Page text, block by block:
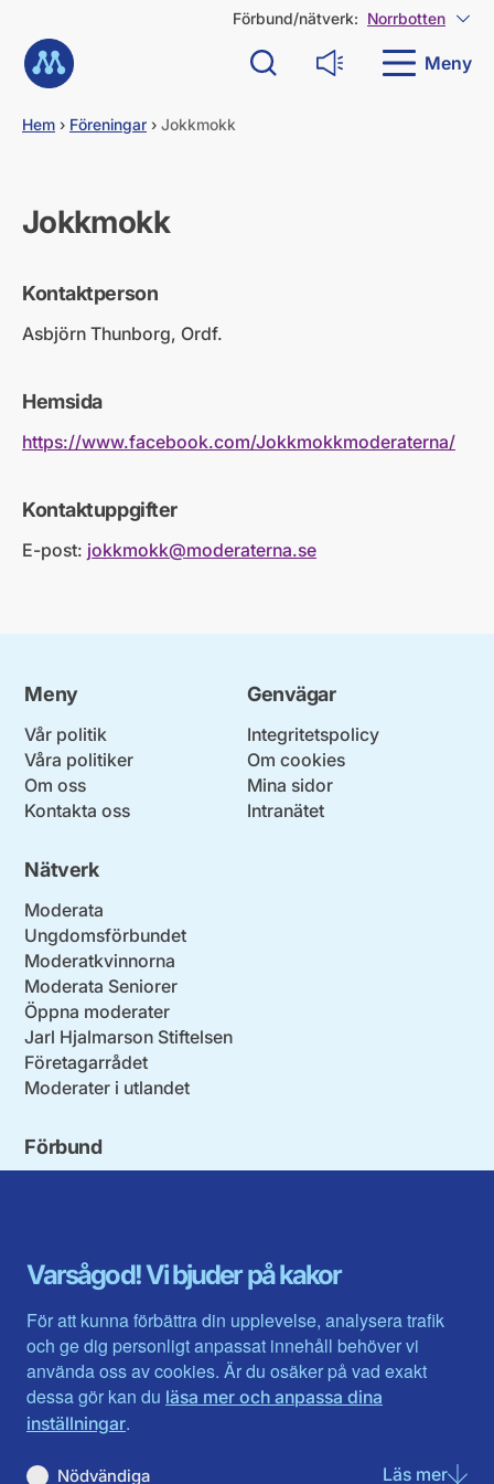
Varsågod! Vi bjuder på kakor
För att kunna förbättra din upplevelse, analysera trafik
och ge dig personligt anpassat innehåll behöver vi
använda oss av cookies. Är du osäker på vad exakt
dessa gör kan du läsa mer och anpassa dina
inställningar.
Nödvändiga Läs merom
Förbund/nätverk: Norrbotten
Sök Läs upp Meny
Hem › Föreningar › Jokkmokk
Jokkmokk
Kontaktperson
Asbjörn Thunborg, Ordf.
Hemsida
https://www.facebook.com/Jokkmokkmoderaterna/
Kontaktuppgifter
E-post: jokkmokk@moderaterna.se
Meny
Vår politik
Våra politiker
Om oss
Kontakta oss
Genvägar
Integritetspolicy
Om cookies
Mina sidor
Intranätet
Nätverk
Moderata
Ungdomsförbundet
Moderatkvinnorna
Moderata Seniorer
Öppna moderater
Jarl Hjalmarson Stiftelsen
Företagarrådet
Moderater i utlandet
Förbund
Gävleborg
Halland
Jämtlands län
Jönköpings län
Kalmar län
Kronobergs län
Norrbotten
Skåne län
Värmlands län
Västerbotten
Västra Götaland
Västernorrland
Västmanland
Örebro län
Östergötland